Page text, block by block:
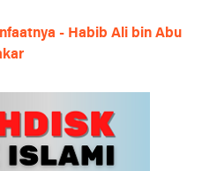
- Habib Ali bin Abu